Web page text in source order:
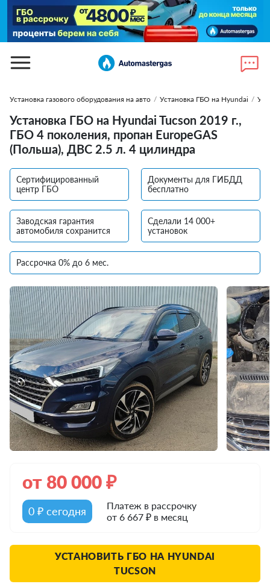
Установка газового оборудования на авто / Установка ГБО на Hyundai /
Установка ГБО на Hyundai Tucson 2019 г.,
ГБО 4 поколения, пропан EuropeGAS
(Польша), ДВС 2.5 л. 4 цилиндра
Сертифицированный
центр ГБО
Документы для ГИБДД
бесплатно
Заводская гарантия
автомобиля сохранится
Сделали 14 000+
установок
Рассрочка 0% до 6 мес.
от 80 000₽
0 ₽ сегодня
Платеж в рассрочку
от 6 667 ₽ в месяц
УСТАНОВИТЬ ГБО НА HYUNDAI
TUCSON